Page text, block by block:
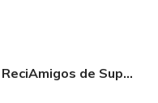
Salva al planeta con el álbum ReciAmigos de Supermaxi